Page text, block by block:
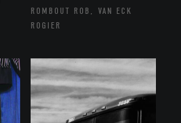
ROMBOUT ROB, VAN ECK
ROGIER